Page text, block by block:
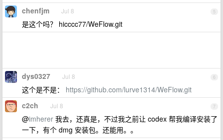
5
chenfjm Jul 8
是这个吗？ hicccc77/WeFlow.git
6
dys0327 Jul 8
这个是不是： https://github.com/lurve1314/WeFlow.git
7
c2ch Jul 8
@imherer 我去，还真是，不过我之前让 codex 帮我编译安装了
一下，有个 dmg 安装包。还能用。。